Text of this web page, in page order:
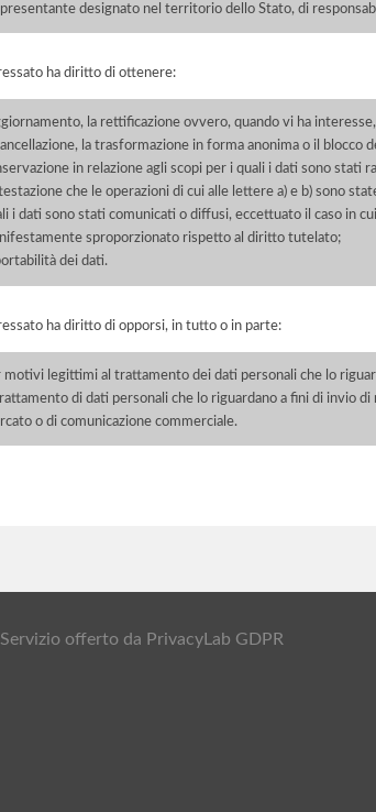
designato nel territorio dello Stato, di
ha diritto di ottenere:
la rettificazione ovvero, quando vi ha
la trasformazione in forma anonima o il
in relazione agli scopi per i quali i dati sono stati
che le operazioni di cui alle lettere a) e b) sono
i dati sono stati comunicati o diffusi, eccettuato il caso in
sproporzionato rispetto al diritto tutelato;
dei dati.
ha diritto di opporsi, in tutto o in parte:
motivi legittimi al trattamento dei dati personali che lo
di dati personali che lo riguardano a fini di invio
o di comunicazione commerciale.
Servizio offerto da PrivacyLab GDPR